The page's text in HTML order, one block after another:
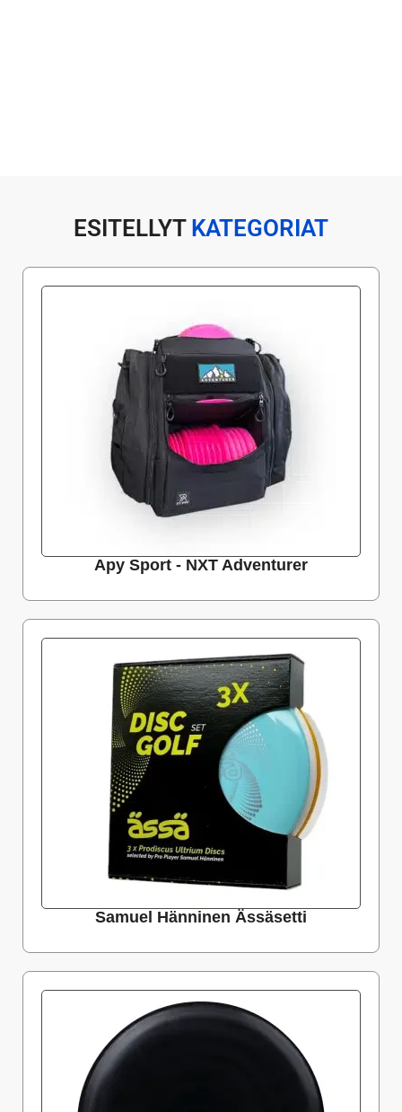
ESITELLYT KATEGORIAT
Apy Sport - NXT Adventurer
Samuel Hänninen Ässäsetti